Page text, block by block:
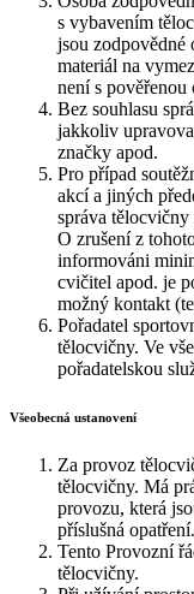
s vybavením
jsou
materiál na
není s pověřenou
Bez souhlasu
jakkoliv
značky apod.
Pro případ
akcí a jiných
správa
O zrušení z
informováni
cvičitel apod. je
možný kontakt
Pořadatel
tělocvičny. Ve
pořadatelskou
Všeobecná ustanovení
Za provoz
tělocvičny. Má
provozu, která
příslušná opatření.
Tento Provozní
tělocvičny.